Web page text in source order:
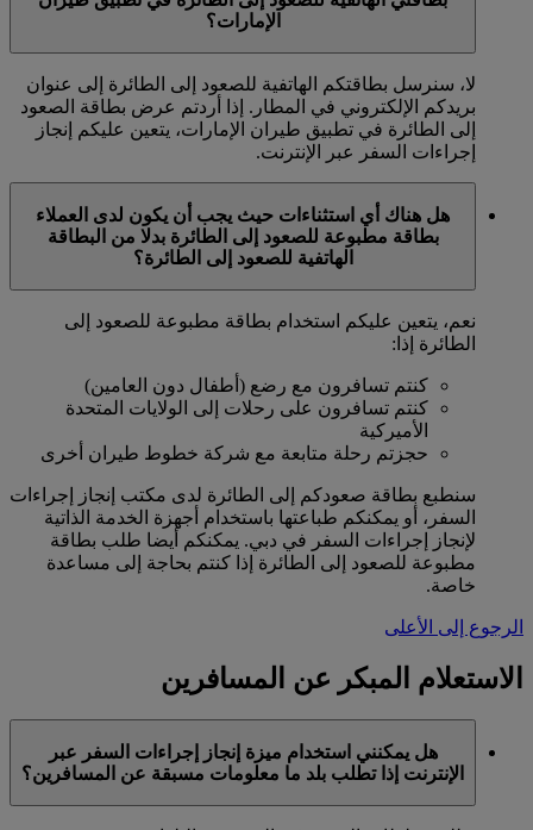
الإمارات؟
لا، سنرسل بطاقتكم الهاتفية للصعود إلى الطائرة إلى عنوان
بريدكم الإلكتروني في المطار. إذا أردتم عرض بطاقة الصعود
إلى الطائرة في تطبيق طيران الإمارات، يتعين عليكم إنجاز
إجراءات السفر عبر الإنترنت.
هل هناك أي استثناءات حيث يجب أن يكون لدى العملاء
بطاقة مطبوعة للصعود إلى الطائرة بدلا من البطاقة
الهاتفية للصعود إلى الطائرة؟
نعم، يتعين عليكم استخدام بطاقة مطبوعة للصعود إلى
الطائرة إذا:
كنتم تسافرون مع رضع (أطفال دون العامين)
كنتم تسافرون على رحلات إلى الولايات المتحدة
الأميركية
حجزتم رحلة متابعة مع شركة خطوط طيران أخرى
سنطبع بطاقة صعودكم إلى الطائرة لدى مكتب إنجاز إجراءات
السفر، أو يمكنكم طباعتها باستخدام أجهزة الخدمة الذاتية
لإنجاز إجراءات السفر في دبي. يمكنكم أيضا طلب بطاقة
مطبوعة للصعود إلى الطائرة إذا كنتم بحاجة إلى مساعدة
خاصة.
الرجوع إلى الأعلى
الاستعلام المبكر عن المسافرين
هل يمكنني استخدام ميزة إنجاز إجراءات السفر عبر
الإنترنت إذا تطلب بلد ما معلومات مسبقة عن المسافرين؟